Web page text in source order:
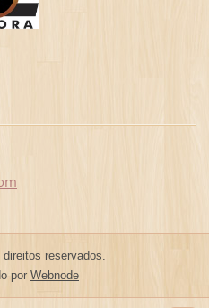
reservados.
por Webnode